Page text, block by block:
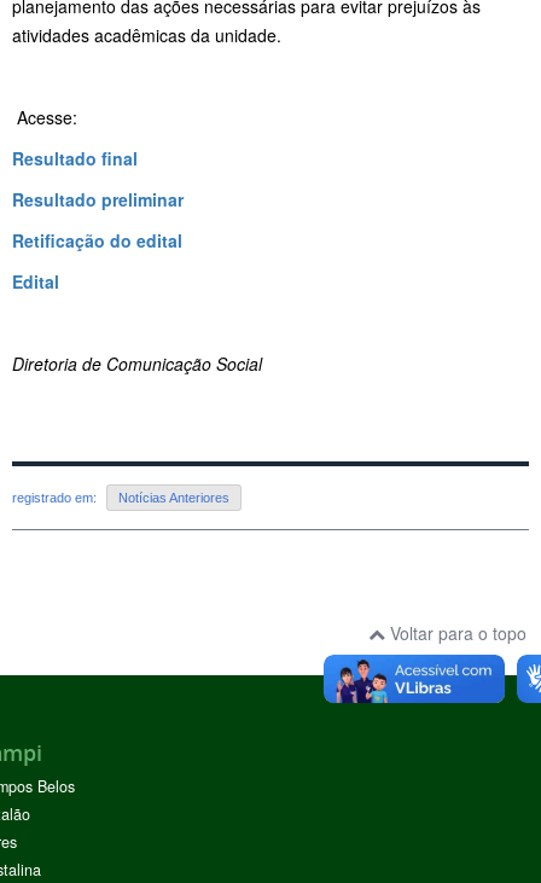
planejamento das ações necessárias para evitar prejuízos às
atividades acadêmicas da unidade.
Acesse:
Resultado final
Resultado preliminar
Retificação do edital
Edital
Diretoria de Comunicação Social
registrado em: Notícias Anteriores
Voltar para o topo
Belos